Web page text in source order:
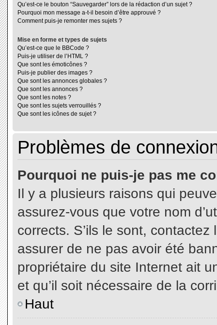
Qu’est-ce le bouton “Sauvegarder” lors de la rédaction d’un sujet ?
Pourquoi mon message a-t-il besoin d’être approuvé ?
Comment puis-je remonter mes sujets ?
Mise en forme et types de sujets
Qu’est-ce que le BBCode ?
Puis-je utiliser de l’HTML ?
Que sont les émoticônes ?
Puis-je publier des images ?
Que sont les annonces globales ?
Que sont les annonces ?
Que sont les notes ?
Que sont les sujets verrouillés ?
Que sont les icônes de sujet ?
Problèmes de
Pourquoi ne puis-je pas me
Il y a plusieurs raisons qui
assurez-vous que votre nom
corrects. S’ils le sont,
assurer de ne pas avoir été
propriétaire du site Internet ait
et qu’il soit nécessaire de la
Haut